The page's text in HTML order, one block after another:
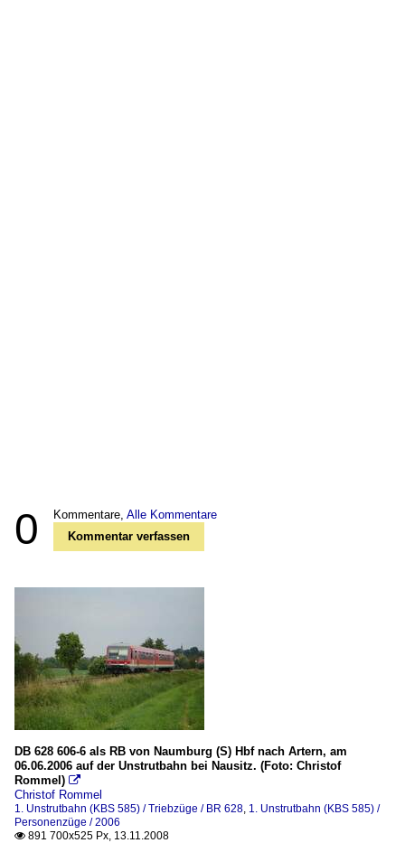
0 Kommentare, Alle Kommentare
Kommentar verfassen
DB 628 606-6 als RB von Naumburg (S) Hbf nach Artern, am
06.06.2006 auf der Unstrutbahn bei Nausitz. (Foto: Christof
Rommel) 
Christof Rommel
1. Unstrutbahn (KBS 585) / Triebzüge / BR 628, 1. Unstrutbahn (KBS 585) /
Personenzüge / 2006
 891 700x525 Px, 13.11.2008